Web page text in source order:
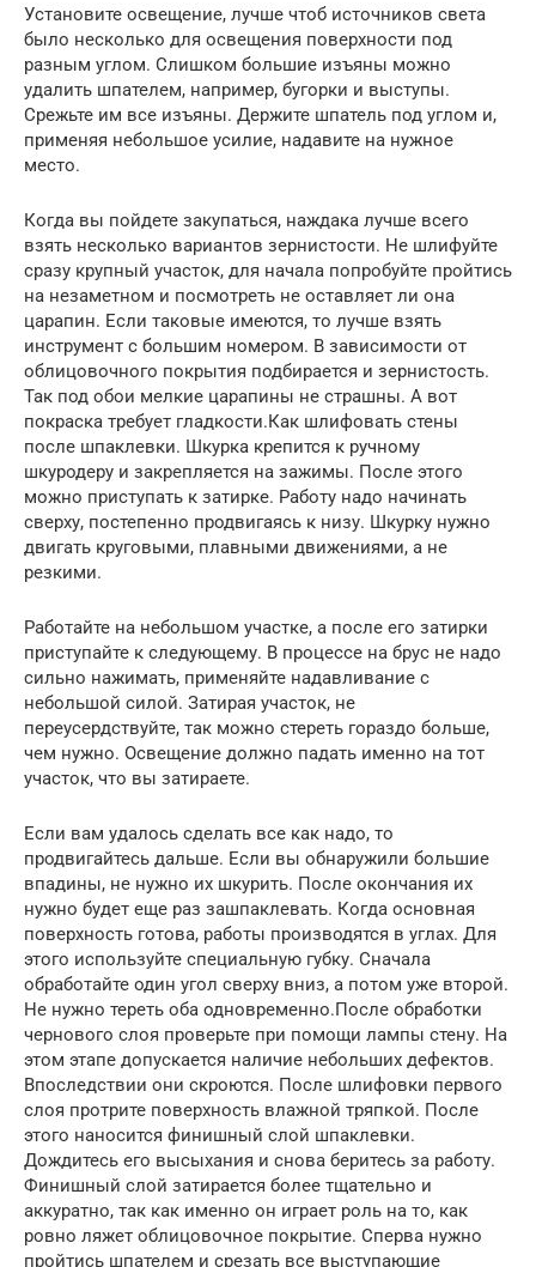
Установите освещение, лучше чтоб источников света
было несколько для освещения поверхности под
разным углом. Слишком большие изъяны можно
удалить шпателем, например, бугорки и выступы.
Срежьте им все изъяны. Держите шпатель под углом и,
применяя небольшое усилие, надавите на нужное
место.
Когда вы пойдете закупаться, наждака лучше всего
взять несколько вариантов зернистости. Не шлифуйте
сразу крупный участок, для начала попробуйте пройтись
на незаметном и посмотреть не оставляет ли она
царапин. Если таковые имеются, то лучше взять
инструмент с большим номером. В зависимости от
облицовочного покрытия подбирается и зернистость.
Так под обои мелкие царапины не страшны. А вот
покраска требует гладкости.Как шлифовать стены
после шпаклевки. Шкурка крепится к ручному
шкуродеру и закрепляется на зажимы. После этого
можно приступать к затирке. Работу надо начинать
сверху, постепенно продвигаясь к низу. Шкурку нужно
двигать круговыми, плавными движениями, а не
резкими.
Работайте на небольшом участке, а после его затирки
приступайте к следующему. В процессе на брус не надо
сильно нажимать, применяйте надавливание с
небольшой силой. Затирая участок, не
переусердствуйте, так можно стереть гораздо больше,
чем нужно. Освещение должно падать именно на тот
участок, что вы затираете.
Если вам удалось сделать все как надо, то
продвигайтесь дальше. Если вы обнаружили большие
впадины, не нужно их шкурить. После окончания их
нужно будет еще раз зашпаклевать. Когда основная
поверхность готова, работы производятся в углах. Для
этого используйте специальную губку. Сначала
обработайте один угол сверху вниз, а потом уже второй.
Не нужно тереть оба одновременно.После обработки
чернового слоя проверьте при помощи лампы стену. На
этом этапе допускается наличие небольших дефектов.
Впоследствии они скроются. После шлифовки первого
слоя протрите поверхность влажной тряпкой. После
этого наносится финишный слой шпаклевки.
Дождитесь его высыхания и снова беритесь за работу.
Финишный слой затирается более тщательно и
аккуратно, так как именно он играет роль на то, как
ровно ляжет облицовочное покрытие. Сперва нужно
пройтись шпателем и срезать все выступающие